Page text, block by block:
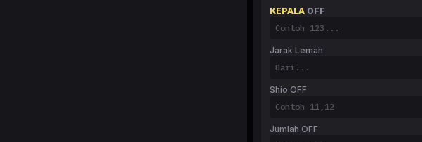
KEPALA OFF
Jarak Lemah
Shio OFF
Jumlah OFF